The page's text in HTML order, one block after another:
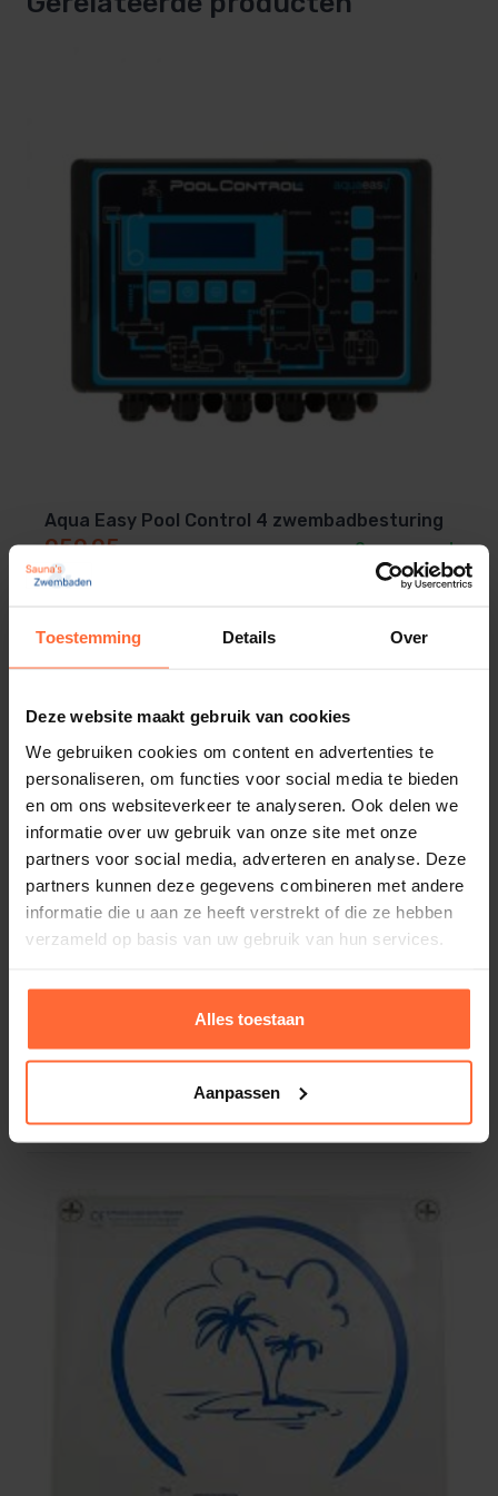
Toestemming Details Over
Deze website maakt gebruik van cookies
We gebruiken cookies om content en advertenties te
personaliseren, om functies voor social media te bieden
en om ons websiteverkeer te analyseren. Ook delen we
informatie over uw gebruik van onze site met onze
partners voor social media, adverteren en analyse. Deze
partners kunnen deze gegevens combineren met andere
informatie die u aan ze heeft verstrekt of die ze hebben
verzameld op basis van uw gebruik van hun services.
Alles toestaan
Aanpassen
Aqua Easy Pool Control 4 zwembadbesturing
959,95 Op voorraad
DFH Zwembad timer besturing
209,95 Op voorraad